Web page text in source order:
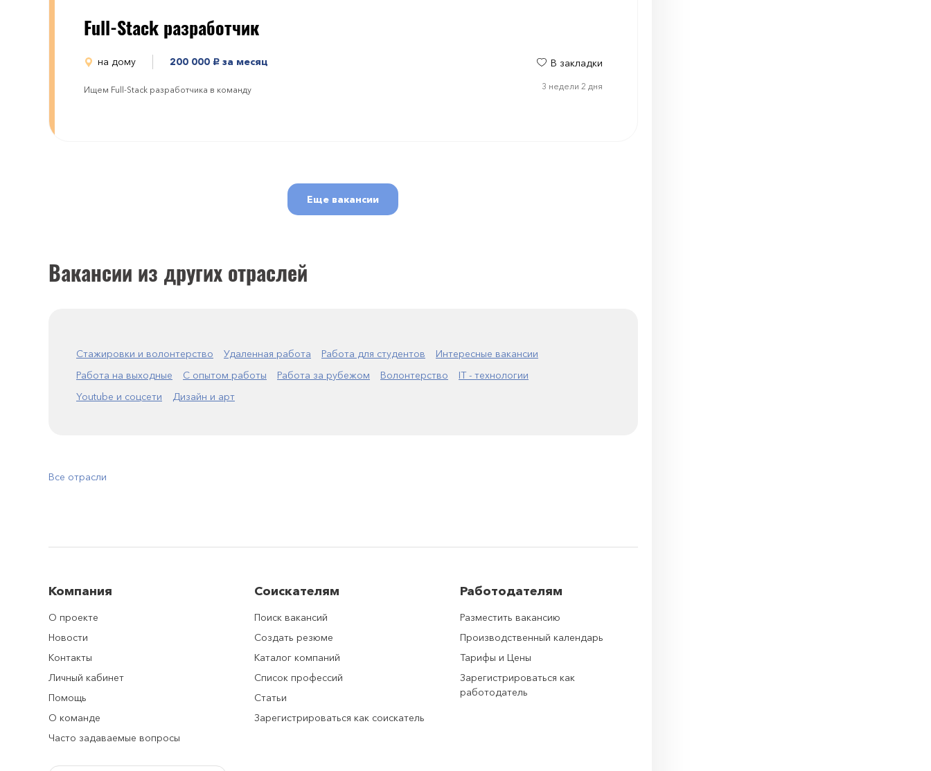
Full-Stack разработчик
на дому 200 000 руб. за месяц
Ищем Full-Stack разработчика в команду
В закладки
3 недели 2 дня
Еще вакансии
Вакансии из других отраслей
Стажировки и волонтерство Удаленная работа Работа для студентов
Интересные вакансии
Работа на выходные
С опытом работы Работа за рубежом Волонтерство
IT - технологии
Youtube и соцсети
Дизайн и арт
Все отрасли
Компания
О проекте
Новости
Контакты
Личный кабинет
Помощь
О команде
Часто задаваемые вопросы
Соискателям
Поиск вакансий
Создать резюме
Каталог компаний
Список профессий
Статьи
Зарегистрироваться как соискатель
Работодателям
Разместить вакансию
Производственный календарь
Тарифы и Цены
Зарегистрироваться как
работодатель